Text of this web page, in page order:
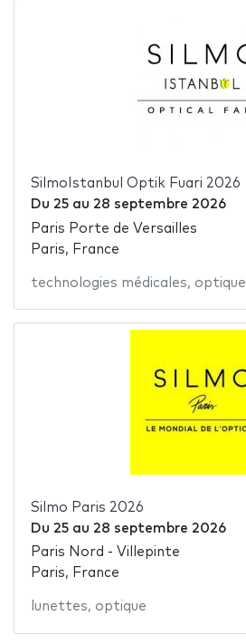
SilmoIstanbul Optik Fuari 2026
Du 25au 28 septembre 2026
Paris Porte de Versailles
Paris, France
technologies médicales, optique
Silmo Paris 2026
Du 25au 28 septembre 2026
Paris Nord - Villepinte
Paris, France
lunettes, optique